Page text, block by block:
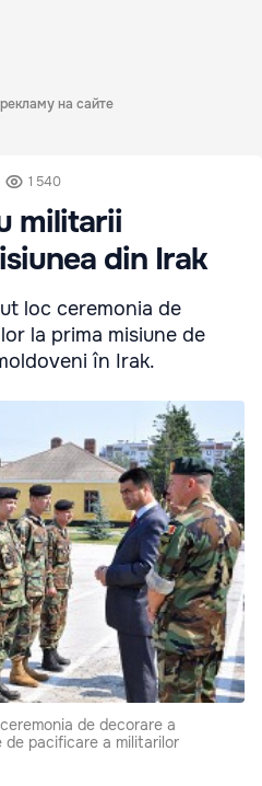
на сайте
1 540
militarii
din Irak
loc ceremonia de
la prima misiune de
în Irak.
de decorare a
de pacificare a militarilor